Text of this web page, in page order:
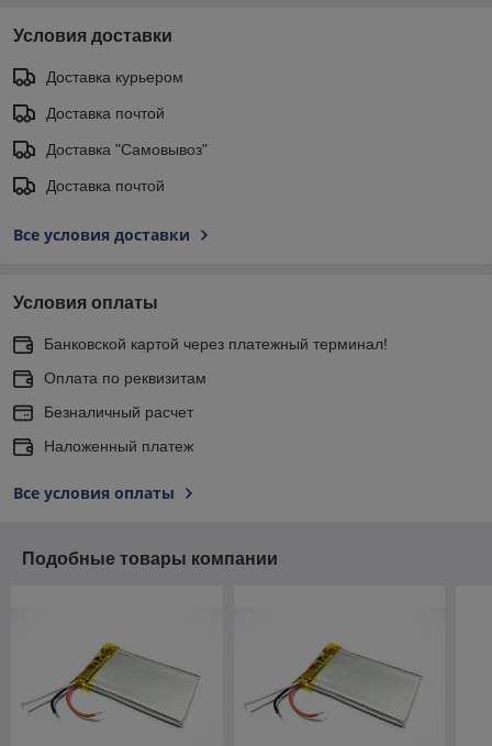
Условия доставки
Доставка курьером
Доставка почтой
Доставка "Самовывоз"
Доставка почтой
Все условия доставки
Условия оплаты
Банковской картой через платежный терминал!
Оплата по реквизитам
Безналичный расчет
Наложенный платеж
Все условия оплаты
Подобные товары компании